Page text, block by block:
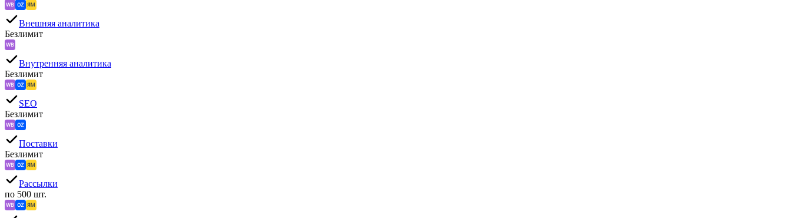
Внешняя аналитика
Безлимит
Внутренняя аналитика
Безлимит
SEO
Безлимит
Поставки
Безлимит
Рассылки
по 500 шт.